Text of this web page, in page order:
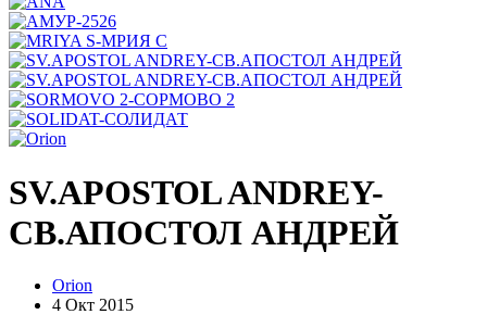
SV.APOSTOL ANDREY-
СВ.АПОСТОЛ АНДРЕЙ
Orion
4 Окт 2015